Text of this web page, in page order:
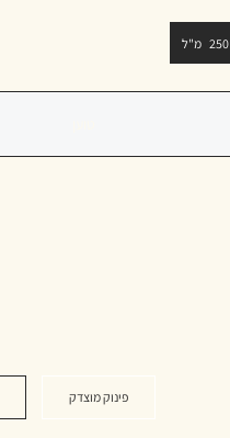
250 מ"ל
פינוק מוצדק